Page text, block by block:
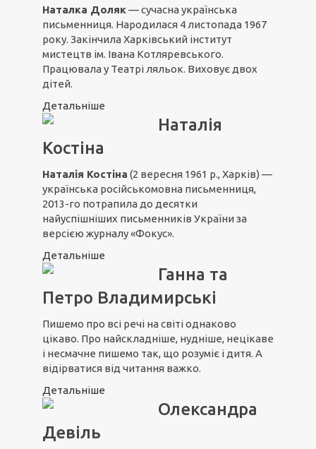
Наталка Доляк— сучасна українська
письменниця. Народилася 4 листопада 1967
року. Закінчила Харківський інститут
мистецтв ім. Івана Котляревського.
Працювала у Театрі ляльок. Виховує двох
дітей.
Детальніше
Наталія
Костіна
Наталія Костіна (2 вересня 1961 р., Харків) —
українська російськомовна письменниця,
2013-го потрапила до десятки
найуспішніших письменників України за
версією журналу «Фокус».
Детальніше
Ганна та
Петро Владимирські
Пишемо про всі речі на світі однаково
цікаво. Про найскладніше, нудніше, нецікаве
і несмачне пишемо так, що розуміє і дитя. А
відірватися від читання важко.
Детальніше
Олександра
Девіль